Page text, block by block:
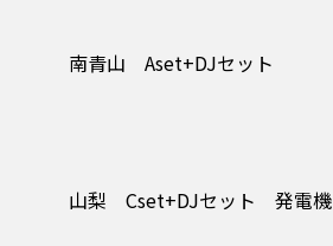
南青山 Aset+DJセット
山梨 Cset+DJセット 発電機